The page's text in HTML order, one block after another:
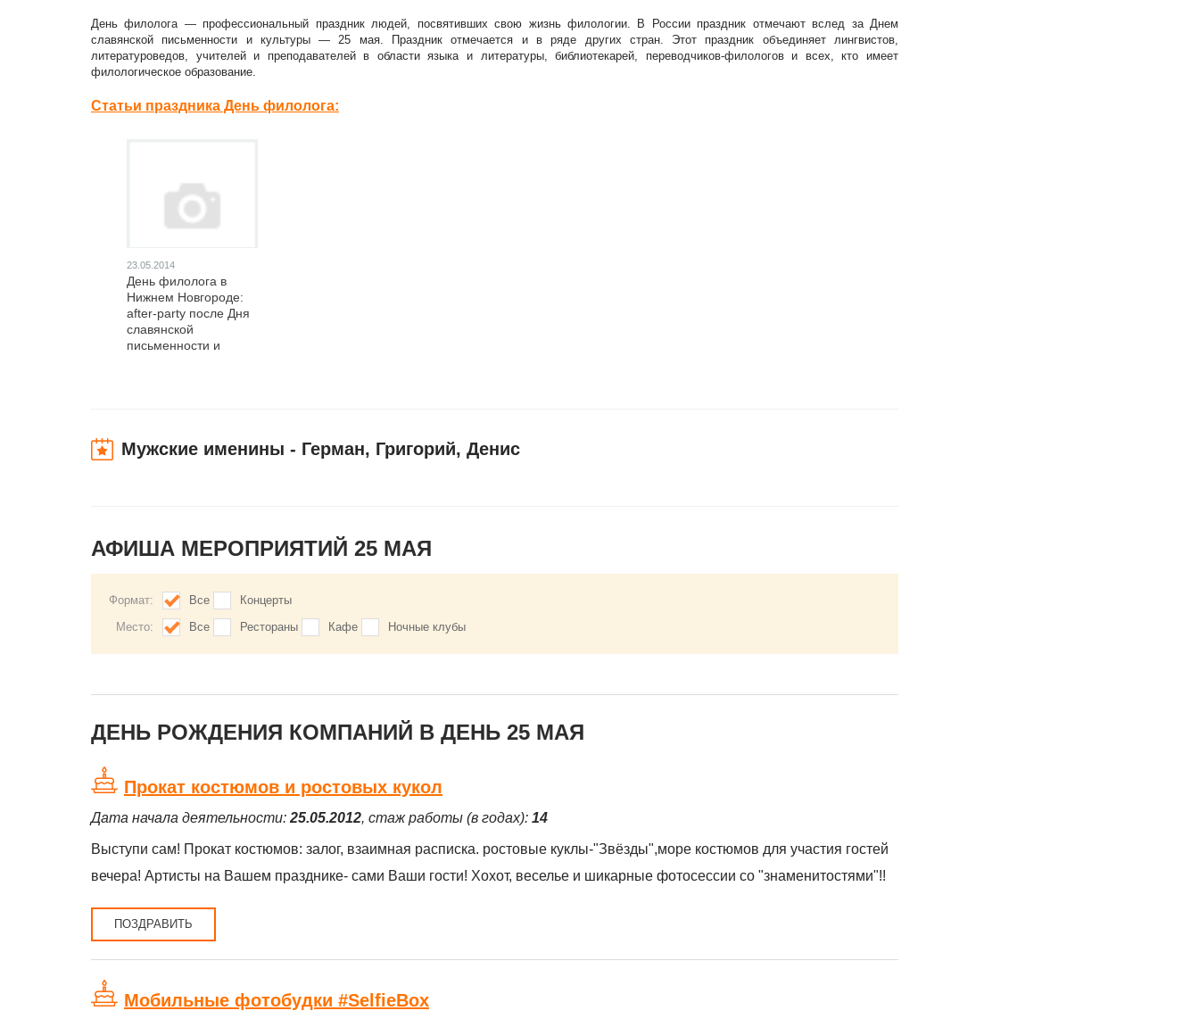
День филолога — профессиональный праздник людей, посвятивших свою жизнь филологии. В России праздник отмечают вслед за Днем
славянской письменности и культуры — 25 мая. Праздник отмечается и в ряде других стран. Этот праздник объединяет лингвистов,
литературоведов, учителей и преподавателей в области языка и литературы, библиотекарей, переводчиков-филологов и всех, кто имеет
филологическое образование.
Статьи праздника День филолога:
23.05.2014
День филолога в
Нижнем Новгороде:
after-party после Дня
славянской
письменности и
Мужские именины - Герман, Григорий, Денис
АФИША МЕРОПРИЯТИЙ 25 МАЯ
Формат: Все
Концерты
Место:
Все Рестораны Кафе Ночные клубы
ДЕНЬ РОЖДЕНИЯ КОМПАНИЙ В ДЕНЬ 25 МАЯ
Прокат костюмов и ростовых кукол
Дата начала деятельности: 25.05.2012, стаж работы (в годах): 14
Выступи сам! Прокат костюмов: залог, взаимная расписка. ростовые куклы-"Звёзды",море костюмов для участия гостей
вечера! Артисты на Вашем празднике- сами Ваши гости! Хохот, веселье и шикарные фотосессии со "знаменитостями"!!
ПОЗДРАВИТЬ
Мобильные фотобудки #SelfieBox